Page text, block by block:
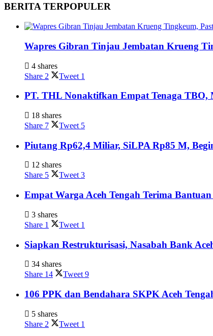
BERITA TERPOPULER
Wapres Gibran Tinjau Jembatan Krueng
4 shares
Share 2 Tweet 1
PT. THL Nonaktifkan Empat Tenaga TBO,
18 shares
Share 7 Tweet 5
Piutang Rp62,4 Miliar, SiLPA Rp85 M,
12 shares
Share 5 Tweet 3
Empat Warga Aceh Tengah Terima
3 shares
Share 1 Tweet 1
Siapkan Restrukturisasi, Nasabah Bank
34 shares
Share 14 Tweet 9
106 PPK dan Bendahara SKPK Aceh
5 shares
Share 2 Tweet 1